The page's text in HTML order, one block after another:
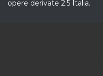
opere derivate 2.5 Italia.